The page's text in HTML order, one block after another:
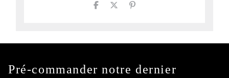
Pré-commander notre dernier